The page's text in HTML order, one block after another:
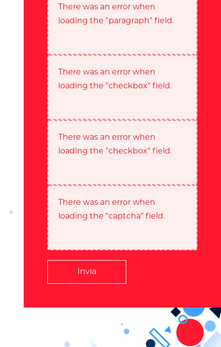
There was an error when
loading the "paragraph" field.
There was an error when
loading the "checkbox" field.
There was an error when
loading the "checkbox" field.
There was an error when
loading the "captcha" field.
Invia